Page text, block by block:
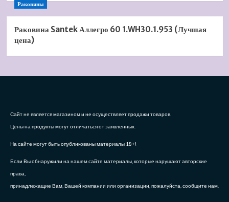
Раковины
Раковина Santek Аллегро 60 1.WH30.1.953 (Лучшая
цена)
Сайт не является магазином и не осуществляет продажи товаров.
Цены на продукты могут отличаться от заявленных.
На сайте могут быть опубликованы материалы 18+!
Если Вы обнаружили на нашем сайте материалы, которые нарушают авторские
права,
принадлежащие Вам, Вашей компании или организации, пожалуйста, сообщите нам.